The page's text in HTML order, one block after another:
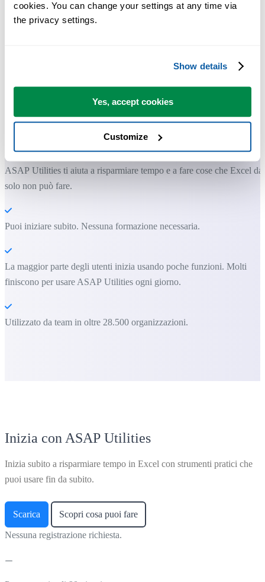
cookies. You can change your settings at any time via
the privacy settings.
Show details
Yes, accept cookies
Customize
Strumenti pratici che molti utenti di Excel vorrebbero integrati in
Excel.
Risparmia tempo in Excel. Così semplice.
ASAP Utilities ti aiuta a risparmiare tempo e a fare cose che Excel da
solo non può fare.
Puoi iniziare subito. Nessuna formazione necessaria.
La maggior parte degli utenti inizia usando poche funzioni. Molti
finiscono per usare ASAP Utilities ogni giorno.
Utilizzato da team in oltre 28.500 organizzazioni.
Inizia con ASAP Utilities
Inizia subito a risparmiare tempo in Excel con strumenti pratici che
puoi usare fin da subito.
Scarica Scopri cosa puoi fare
Nessuna registrazione richiesta.